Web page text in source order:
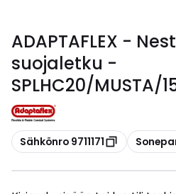
ADAPTAFLEX -
suojaletku -
SPLHC20/MUSTA/
Kopioi
Sähkönro 9711171 Kopioi